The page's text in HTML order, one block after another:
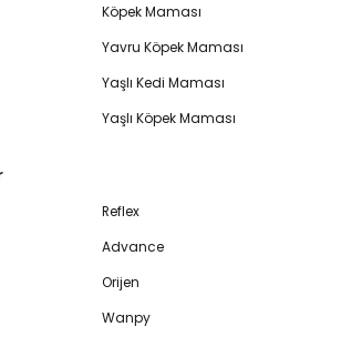
Köpek Maması
Yavru Köpek Maması
Yaşlı Kedi Maması
Yaşlı Köpek Maması
Reflex
Advance
Orijen
Wanpy